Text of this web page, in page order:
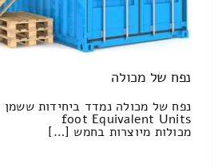
נפח של מכולה
foot Equivalent Units
מכולות מיוצרות בחמש […]